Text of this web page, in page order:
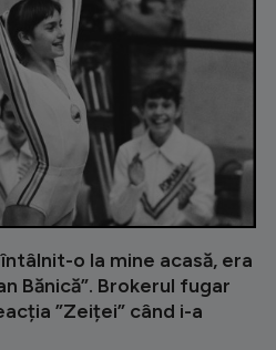
o la mine acasă, era
Bănică”. Brokerul fugar
”Zeiței” când i-a